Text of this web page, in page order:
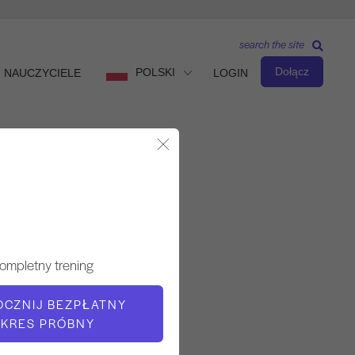
NAUCZYCIELE POLSKI LOGIN Dołącz
search the site
trening
BEZPŁATNY
PRÓBNY
CZAS WIDEO